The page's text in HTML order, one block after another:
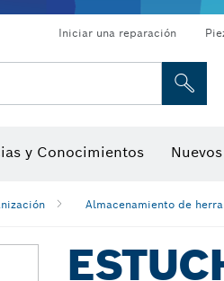
Iniciar una reparación
y Conocimientos
Almacenamiento de